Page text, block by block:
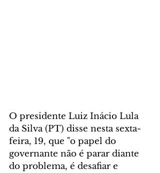
O presidente Luiz Inácio Lula
da Silva (PT) disse nesta sexta-
feira, 19, que "o papel do
governante não é parar diante
do problema, é desafiar e